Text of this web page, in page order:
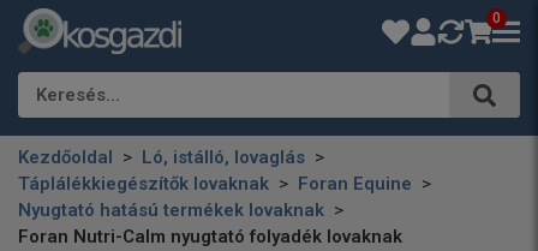
0
Keresés…
Kezdőoldal
Ló, istálló, lovaglás
Táplálékkiegészítők lovaknak
Foran Equine
Nyugtató hatású termékek lovaknak
Foran Nutri-Calm nyugtató folyadék lovaknak